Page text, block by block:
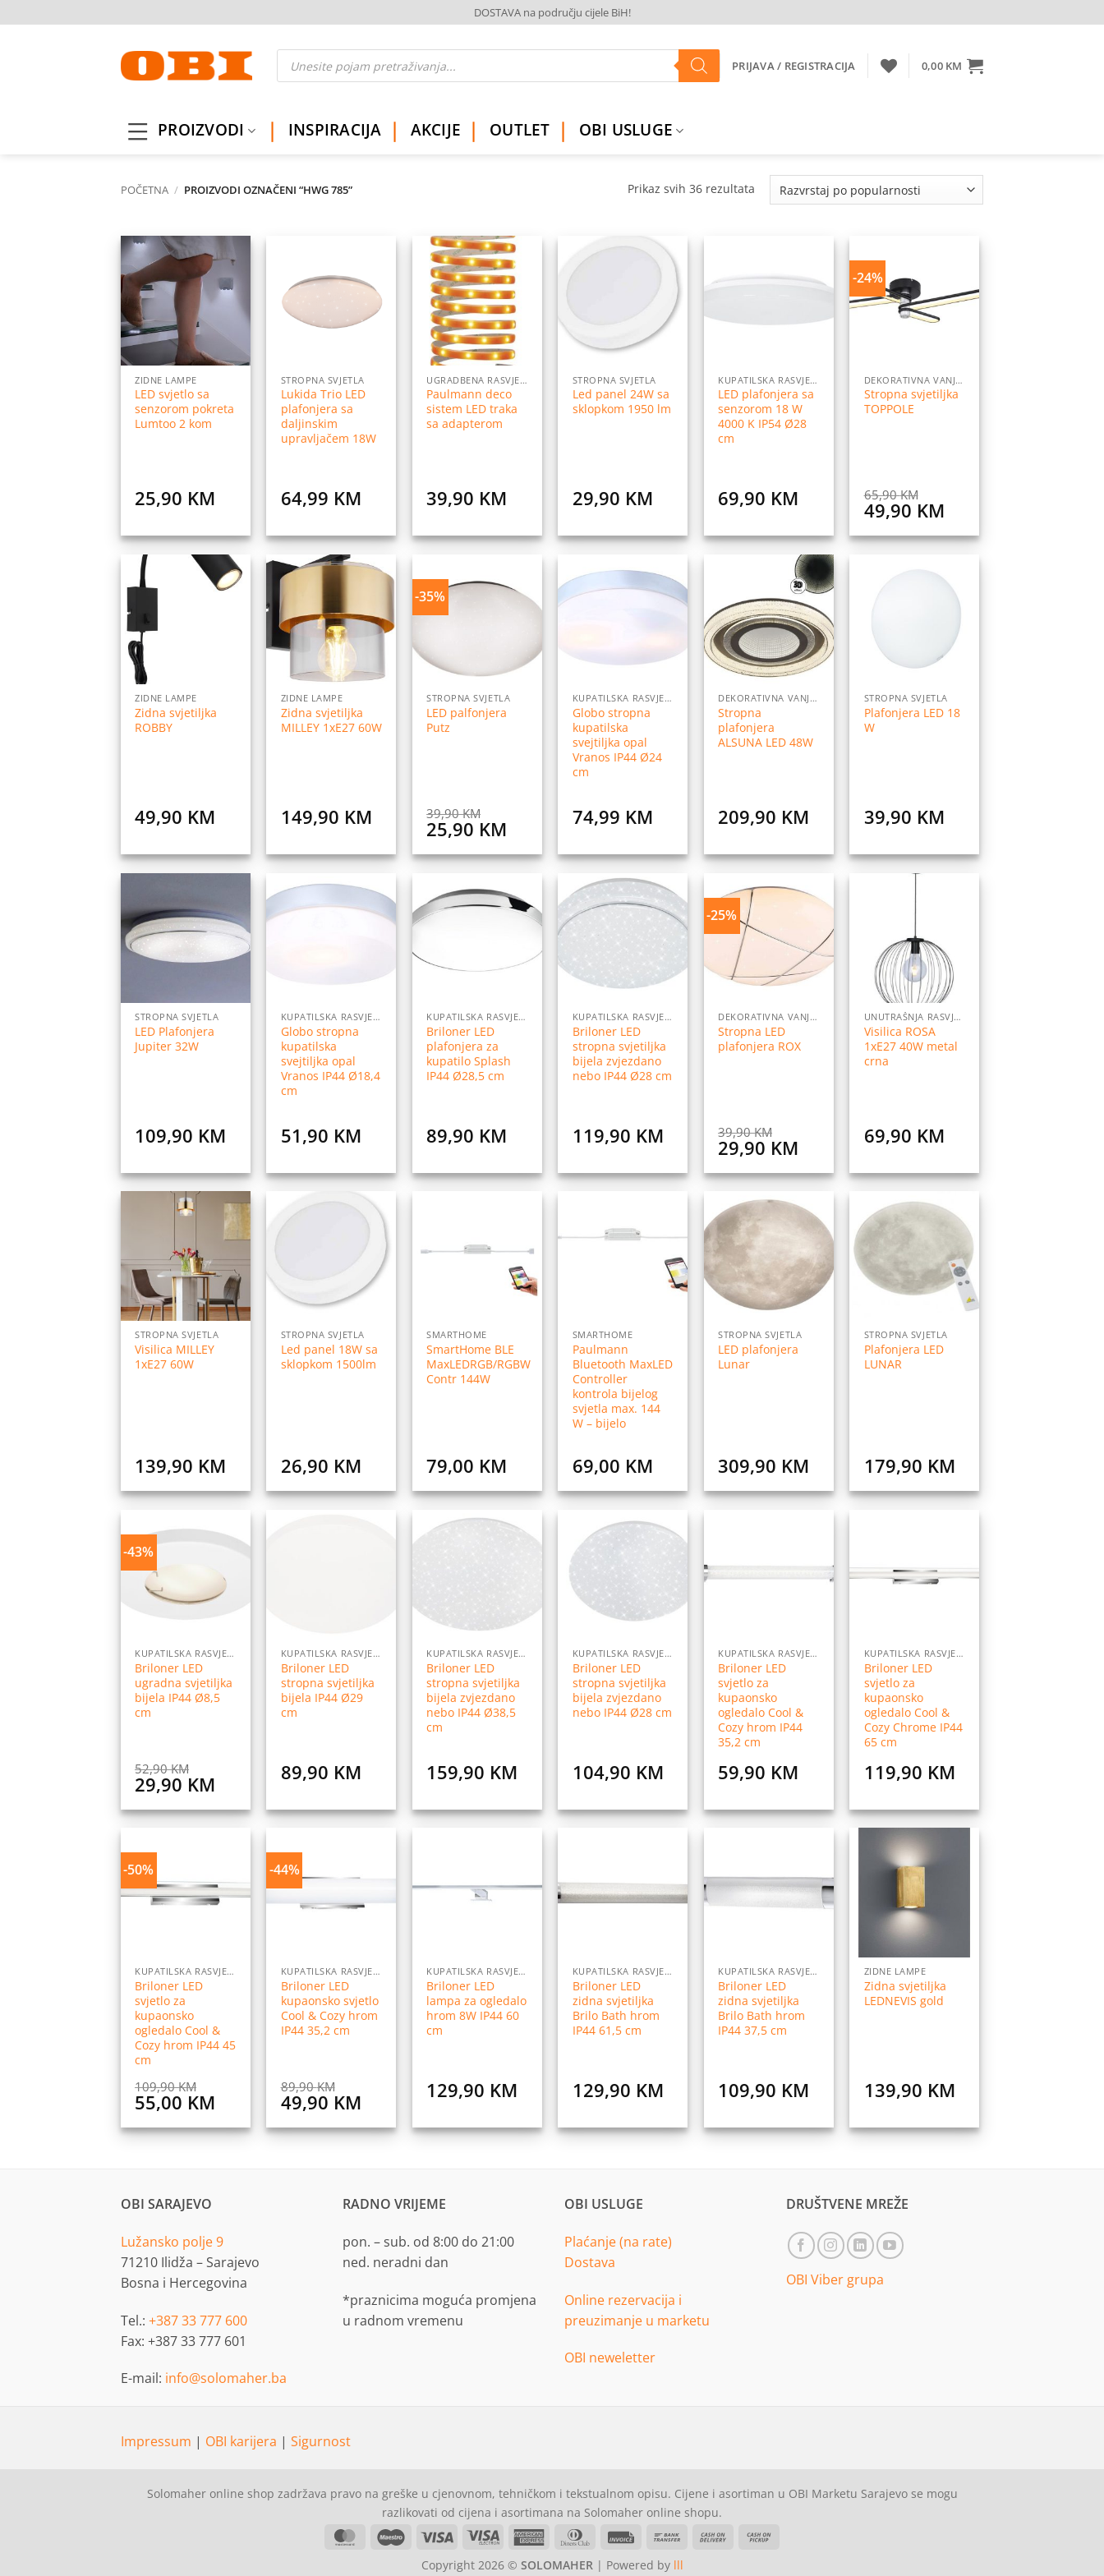
to
DOSTAVA na području cijele BiH!
Products
search PRIJAVA / REGISTRACIJA 0,00 KM
PROIZVODI INSPIRACIJA AKCIJE OUTLET OBI USLUGE
POČETNA / PROIZVODI OZNAČENI “HWG 785” Prikaz svih 36 rezultataSorted
Dodaj
na
ZIDNE LAMPE
LED svjetlo sa
senzorom pokreta
Lumtoo 2 kom
25,90 KM
Dodaj
na
listu
želja
STROPNA SVJETLA
Lukida Trio LED
plafonjera sa
daljinskim
upravljačem 18W
64,99 KM
Dodaj
na
listu
želja
UGRADBENA RASVJETA
Paulmann deco
sistem LED traka
sa adapterom
39,90 KM
na
želja
STROPNA SVJETLA
Led panel 24W sa
sklopkom 1950 lm
29,90 KM
Dodaj
KUPATILSKA RASVJETA
LED plafonjera sa
senzorom 18 W
4000 K IP54 Ø28
cm
69,90 KM
-24%
na
listu
DEKORATIVNA VANJSKA RASVJETA
Stropna svjetiljka
TOPPOLE
65,90KM
Original
price
was:
49,90 KMCurrent
is:
49,90 KM.
ZIDNE LAMPE
Zidna svjetiljka
ROBBY
49,90 KM
listu
želja
ZIDNE LAMPE
Zidna svjetiljka
MILLEY 1xE27 60W
149,90 KM
-35%
Dodaj
STROPNA SVJETLA
LED palfonjera
Putz
39,90KM
Original
price
was:
39,90 KM.
25,90 KM
is:
25,90 KM.
Dodaj
KUPATILSKA RASVJETA
Globo stropna
kupatilska
svejtiljka opal
Vranos IP44 Ø24
cm
74,99 KM
Dodaj
na
listu
želja
DEKORATIVNA VANJSKA RASVJETA
Stropna
plafonjera
ALSUNA LED 48W
209,90 KM
Dodaj
želja
STROPNA SVJETLA
Plafonjera LED 18
W
39,90 KM
Dodaj
na
STROPNA SVJETLA
LED Plafonjera
Jupiter 32W
109,90 KM
Dodaj
KUPATILSKA RASVJETA
Globo stropna
kupatilska
svejtiljka opal
Vranos IP44 Ø18,4
cm
51,90 KM
Dodaj
KUPATILSKA RASVJETA
Briloner LED
plafonjera za
kupatilo Splash
IP44 Ø28,5 cm
89,90 KM
Dodaj
listu
želja
KUPATILSKA RASVJETA
Briloner LED
stropna svjetiljka
bijela zvjezdano
nebo IP44 Ø28 cm
119,90 KM
-25%
želja
DEKORATIVNA VANJSKA RASVJETA
Stropna LED
plafonjera ROX
39,90KM
Original
price
was:
39,90 KM.
29,90 KM
is:
29,90 KM.
želja
UNUTRAŠNJA RASVJETA
Visilica ROSA
1xE27 40W metal
crna
69,90 KM
listu
želja
STROPNA SVJETLA
Visilica MILLEY
1xE27 60W
139,90 KM
na
želja
STROPNA SVJETLA
Led panel 18W sa
sklopkom 1500lm
26,90 KM
želja
SMARTHOME
SmartHome BLE
MaxLEDRGB/RGBW
Contr 144W
79,00 KM
Dodaj
listu
želja
SMARTHOME
Paulmann
Bluetooth MaxLED
Controller
kontrola bijelog
svjetla max. 144
W – bijelo
69,00 KM
listu
želja
STROPNA SVJETLA
LED plafonjera
Lunar
309,90 KM
listu
želja
STROPNA SVJETLA
Plafonjera LED
LUNAR
179,90 KM
-43%
listu
želja
KUPATILSKA RASVJETA
Briloner LED
ugradna svjetiljka
bijela IP44 Ø8,5
cm
52,90KM
Original
price
was:
29,90 KM
is:
29,90 KM.
KUPATILSKA RASVJETA
Briloner LED
stropna svjetiljka
bijela IP44 Ø29
cm
89,90 KM
KUPATILSKA RASVJETA
Briloner LED
stropna svjetiljka
bijela zvjezdano
nebo IP44 Ø38,5
cm
159,90 KM
želja
KUPATILSKA RASVJETA
Briloner LED
stropna svjetiljka
bijela zvjezdano
nebo IP44 Ø28 cm
104,90 KM
listu
KUPATILSKA RASVJETA
Briloner LED
svjetlo za
kupaonsko
ogledalo Cool &
Cozy hrom IP44
35,2 cm
59,90 KM
listu
KUPATILSKA RASVJETA
Briloner LED
svjetlo za
kupaonsko
ogledalo Cool &
Cozy Chrome IP44
65 cm
119,90 KM
-50%
na
listu
želja
KUPATILSKA RASVJETA
Briloner LED
svjetlo za
kupaonsko
ogledalo Cool &
Cozy hrom IP44 45
cm
109,90KM
Original
price
was:
55,00 KM
is:
-44%
želja
KUPATILSKA RASVJETA
Briloner LED
kupaonsko svjetlo
Cool & Cozy hrom
IP44 35,2 cm
89,90KM
Original
price
was:
49,90 KMCurrent
is:
na
KUPATILSKA RASVJETA
Briloner LED
lampa za ogledalo
hrom 8W IP44 60
cm
129,90 KM
na
listu
KUPATILSKA RASVJETA
Briloner LED
zidna svjetiljka
Brilo Bath hrom
IP44 61,5 cm
129,90 KM
želja
KUPATILSKA RASVJETA
Briloner LED
zidna svjetiljka
Brilo Bath hrom
IP44 37,5 cm
109,90 KM
ZIDNE LAMPE
Zidna svjetiljka
LEDNEVIS gold
139,90 KM
OBI SARAJEVO
Lužansko polje 9
71210 Ilidža – Sarajevo
Bosna i Hercegovina
Tel.: +387 33 777 600
Fax: +387 33 777 601
E-mail: info@solomaher.ba
RADNO VRIJEME
pon. – sub. od 8:00 do 21:00
ned. neradni dan
*praznicima moguća promjena
u radnom vremenu
OBI USLUGE
Plaćanje (na rate)
Dostava
Online rezervacija i
preuzimanje u marketu
OBI neweletter
DRUŠTVENE MREŽE
OBI Viber grupa
Impressum | OBI karijera | Sigurnost
Solomaher online shop zadržava pravo na greške u cjenovnom, tehničkom i tekstualnom opisu. Cijene i asortiman u OBI Marketu Sarajevo se mogu
razlikovati od cijena i asortimana na Solomaher online shopu.
MasterCardMaestro Visa
Visa
American Dinners
Invoice
Bank
Cash
Copyright 2026 © SOLOMAHER| Powered by lll